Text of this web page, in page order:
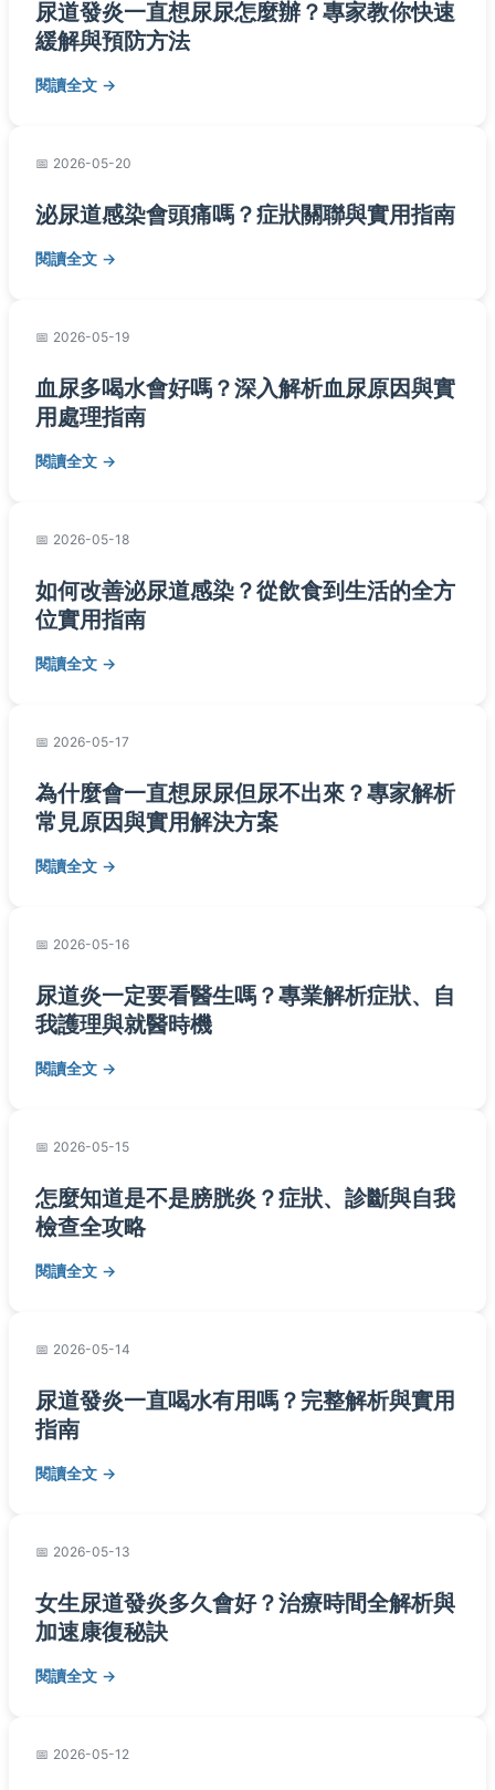
尿道發炎一直想尿尿怎麼辦？專家教你快速
緩解與預防方法
閱讀全文
2026-05-20
泌尿道感染會頭痛嗎？症狀關聯與實用指南
閱讀全文
2026-05-19
血尿多喝水會好嗎？深入解析血尿原因與實
用處理指南
閱讀全文
2026-05-18
如何改善泌尿道感染？從飲食到生活的全方
位實用指南
閱讀全文
2026-05-17
為什麼會一直想尿尿但尿不出來？專家解析
常見原因與實用解決方案
閱讀全文
2026-05-16
尿道炎一定要看醫生嗎？專業解析症狀、自
我護理與就醫時機
閱讀全文
2026-05-15
怎麼知道是不是膀胱炎？症狀、診斷與自我
檢查全攻略
閱讀全文
2026-05-14
尿道發炎一直喝水有用嗎？完整解析與實用
指南
閱讀全文
2026-05-13
女生尿道發炎多久會好？治療時間全解析與
加速康復秘訣
閱讀全文
2026-05-12